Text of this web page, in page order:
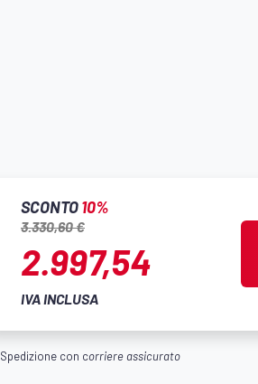
SCONTO10%
3.330,60 €
2.997,54
IVA INCLUSA
Spedizione con corriere assicurato